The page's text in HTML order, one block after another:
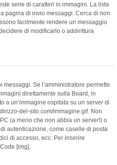
serie di caratteri in immagini. La lista
pagina di invio messaggi. Cerca di non
facilmente rendere un messaggio
di modificarlo o addirittura
Se l’amministratore permette
direttamente sulla Board; in
a un’immagine ospitata su un server di
del-sito.com/immagine.gif. Non
(a meno che non abbia un server!) o
autenticazione, come caselle di posta
di accesso, ecc. Per inserire
[img].